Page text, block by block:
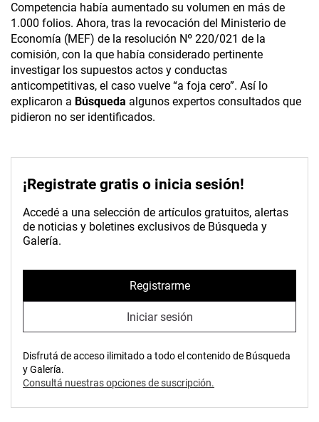
Competencia había aumentado su volumen en más de
1.000 folios. Ahora, tras la revocación del Ministerio de
Economía (MEF) de la resolución Nº 220/021 de la
comisión, con la que había considerado pertinente
investigar los supuestos actos y conductas
anticompetitivas, el caso vuelve “a foja cero”. Así lo
explicaron a Búsqueda algunos expertos consultados que
pidieron no ser identificados.
¡Registrate gratis o inicia sesión!
Accedé a una selección de artículos gratuitos, alertas
de noticias y boletines exclusivos de Búsqueda y
Galería.
Registrarme
Iniciar sesión
Disfrutá de acceso ilimitado a todo el contenido de Búsqueda
y Galería.
Consultá nuestras opciones de suscripción.